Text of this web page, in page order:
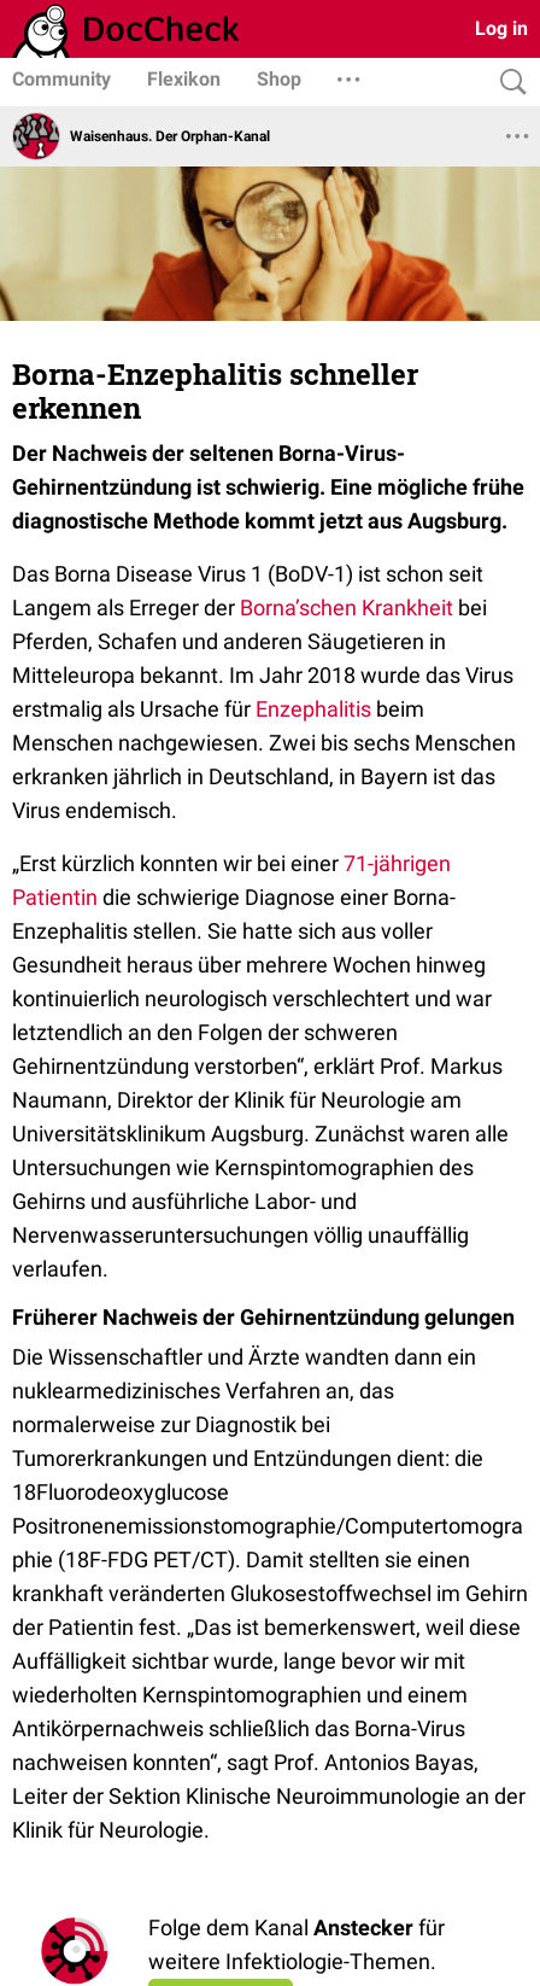
Log in
Community Flexikon Shop
Waisenhaus. Der Orphan-Kanal
Borna-Enzephalitis schneller
erkennen
Der Nachweis der seltenen Borna-Virus-
Gehirnentzündung ist schwierig. Eine mögliche frühe
diagnostische Methode kommt jetzt aus Augsburg.
Das Borna Disease Virus 1 (BoDV-1) ist schon seit
Langem als Erreger der Borna’schen Krankheit bei
Pferden, Schafen und anderen Säugetieren in
Mitteleuropa bekannt. Im Jahr 2018 wurde das Virus
erstmalig als Ursache für Enzephalitis beim
Menschen nachgewiesen. Zwei bis sechs Menschen
erkranken jährlich in Deutschland, in Bayern ist das
Virus endemisch.
„Erst kürzlich konnten wir bei einer71-jährigen
Patientin die schwierige Diagnose einer Borna-
Enzephalitis stellen. Sie hatte sich aus voller
Gesundheit heraus über mehrere Wochen hinweg
kontinuierlich neurologisch verschlechtert und war
letztendlich an den Folgen der schweren
Gehirnentzündung verstorben“, erklärt Prof. Markus
Naumann, Direktor der Klinik für Neurologie am
Universitätsklinikum Augsburg. Zunächst waren alle
Untersuchungen wie Kernspintomographien des
Gehirns und ausführliche Labor- und
Nervenwasseruntersuchungen völlig unauffällig
verlaufen.
Früherer Nachweis der Gehirnentzündung gelungen
Die Wissenschaftler und Ärzte wandten dann ein
nuklearmedizinisches Verfahren an, das
normalerweise zur Diagnostik bei
Tumorerkrankungen und Entzündungen dient: die
18Fluorodeoxyglucose
Positronenemissionstomographie/Computertomogra
phie (18F-FDG PET/CT). Damit stellten sie einen
krankhaft veränderten Glukosestoffwechsel im Gehirn
der Patientin fest. „Das ist bemerkenswert, weil diese
Auffälligkeit sichtbar wurde, lange bevor wir mit
wiederholten Kernspintomographien und einem
Antikörpernachweis schließlich das Borna-Virus
nachweisen konnten“, sagt Prof. Antonios Bayas,
Leiter der Sektion Klinische Neuroimmunologie an der
Klinik für Neurologie.
Folge dem Kanal Ansteckerfür
weitere Infektiologie-Themen.